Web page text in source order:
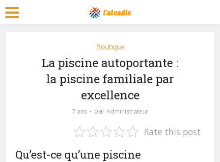
Boutique
La piscine autoportante :
la piscine familiale par
excellence
7 ans par Administrateur
Rate this post
Qu’est-ce qu’une piscine